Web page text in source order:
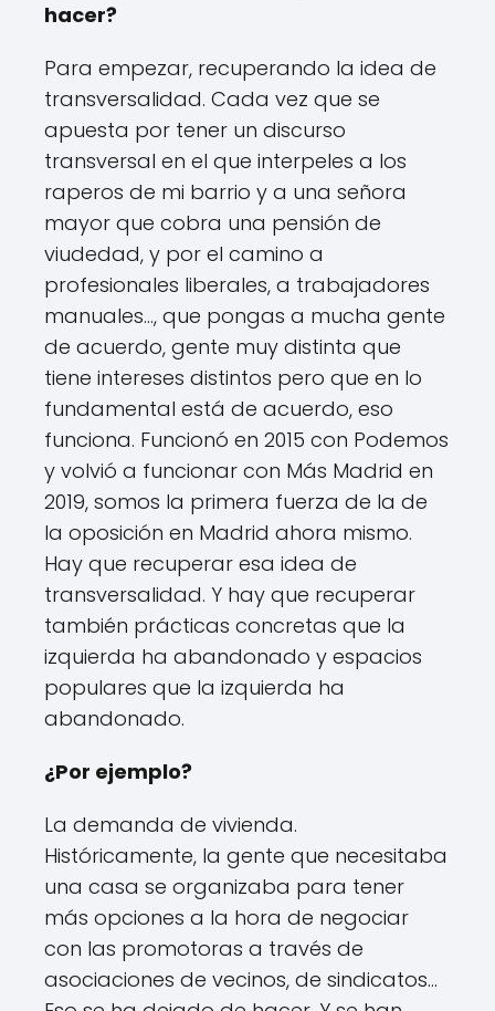
hacer?
Para empezar, recuperando la idea de
transversalidad. Cada vez que se
apuesta por tener un discurso
transversal en el que interpeles a los
raperos de mi barrio y a una señora
mayor que cobra una pensión de
viudedad, y por el camino a
profesionales liberales, a trabajadores
manuales…, que pongas a mucha gente
de acuerdo, gente muy distinta que
tiene intereses distintos pero que en lo
fundamental está de acuerdo, eso
funciona. Funcionó en 2015 con Podemos
y volvió a funcionar con Más Madrid en
2019, somos la primera fuerza de la de
la oposición en Madrid ahora mismo.
Hay que recuperar esa idea de
transversalidad. Y hay que recuperar
también prácticas concretas que la
izquierda ha abandonado y espacios
populares que la izquierda ha
abandonado.
¿Por ejemplo?
La demanda de vivienda.
Históricamente, la gente que necesitaba
una casa se organizaba para tener
más opciones a la hora de negociar
con las promotoras a través de
asociaciones de vecinos, de sindicatos...